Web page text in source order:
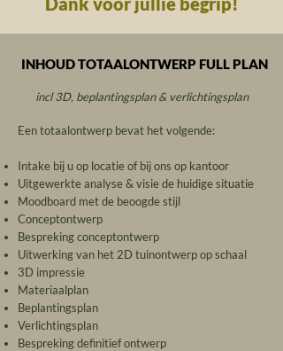
INHOUD TOTAALONTWERP FULL PLAN
incl 3D, beplantingsplan & verlichtingsplan
Een totaalontwerp bevat het volgende:
Intake bij u op locatie of bij ons op kantoor
Uitgewerkte analyse & visie de huidige situatie
Moodboard met de beoogde stijl
Conceptontwerp
Bespreking conceptontwerp
Uitwerking van het 2D tuinontwerp op schaal
3D impressie
Materiaalplan
Beplantingsplan
Verlichtingsplan
Bespreking definitief ontwerp